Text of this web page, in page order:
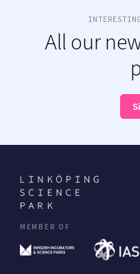
All our
MEMBER OF